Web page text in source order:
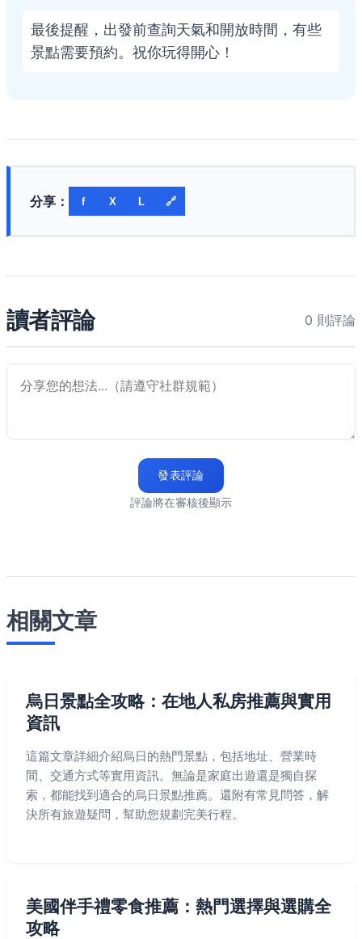
最後提醒，出發前查詢天氣和開放時間，有些
景點需要預約。祝你玩得開心！
分享： f X L 🔗
讀者評論 0 則評論
發表評論
評論將在審核後顯示
相關文章
烏日景點全攻略：在地人私房推薦與實用
資訊
這篇文章詳細介紹烏日的熱門景點，包括地址、營業時
間、交通方式等實用資訊。無論是家庭出遊還是獨自探
索，都能找到適合的烏日景點推薦。還附有常見問答，解
決所有旅遊疑問，幫助您規劃完美行程。
美國伴手禮零食推薦：熱門選擇與選購全
攻略